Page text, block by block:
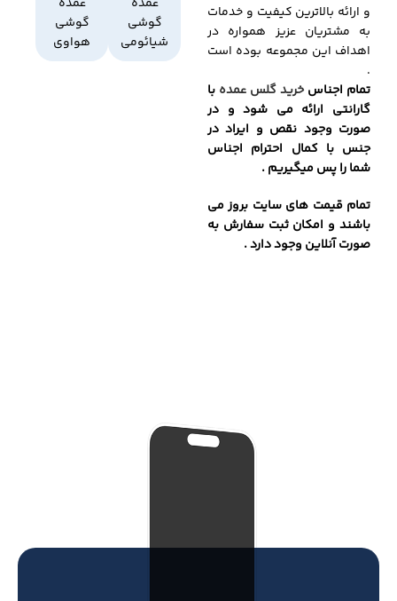
و ارائه بالاترین کیفیت و خدمات
به مشتریان عزیز همواره در
اهداف این مجموعه بوده است
.
تمام اجناسخرید گلس عمده با
گارانتی ارائه می شود و در
صورت وجود نقص و ایراد در
جنس با کمال احترام اجناس
شما را پس میگیریم .
تمام قیمت های سایت بروز می
باشند و امکان ثبت سفارش به
صورت آنلاین وجود دارد .
گوشی
شیائومی
گوشی
هواوی